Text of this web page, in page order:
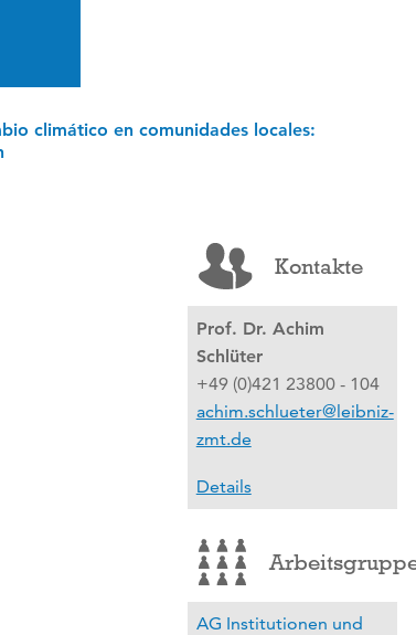
climático en comunidades locales:
Kontakte
Prof. Dr. Achim
Schlüter
+49 (0)421 23800 - 104
achim.schlueter@leibniz-
zmt.de
Details
AG Institutionen und